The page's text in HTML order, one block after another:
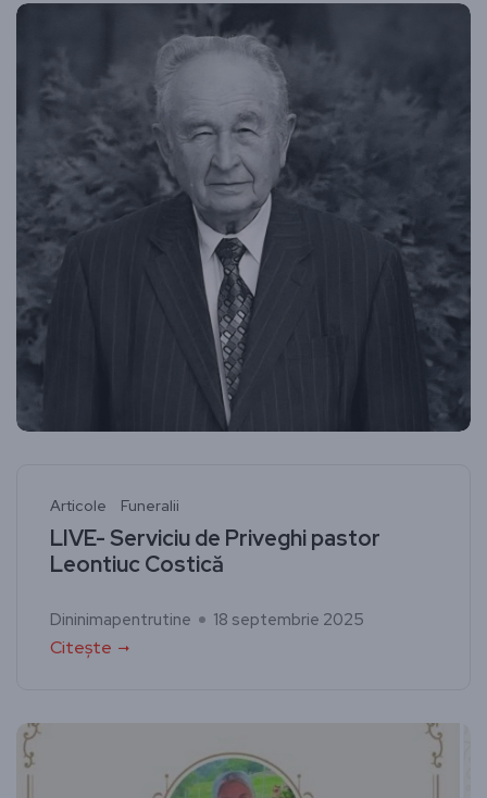
Articole Funeralii
LIVE- Serviciu de Priveghi pastor
Leontiuc Costică
Dininimapentrutine 18 septembrie 2025
Citește